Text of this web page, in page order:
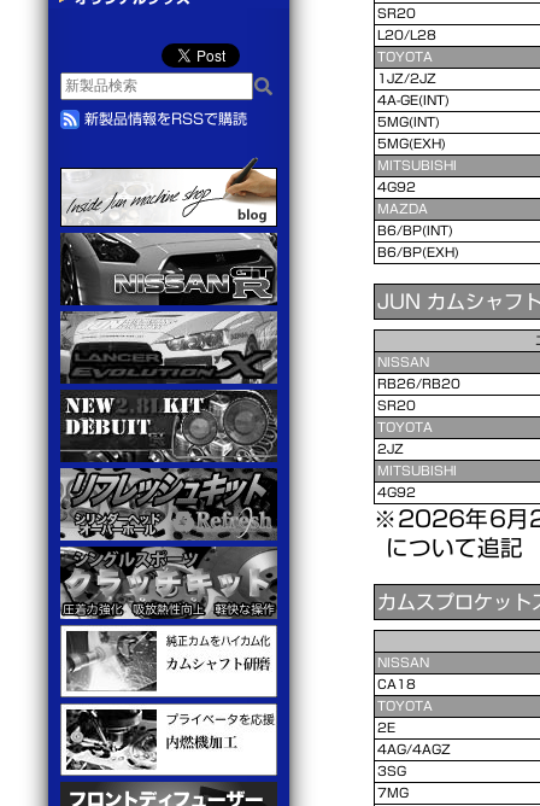
SR20
L20/L28
TOYOTA
1JZ/2JZ
4A-GE(INT)
5MG(INT)
5MG(EXH)
MITSUBISHI
4G92
MAZDA
B6/BP(INT)
B6/BP(EXH)
JUN カムシャフ
NISSAN
RB26/RB20
SR20
TOYOTA
2JZ
MITSUBISHI
4G92
2026年6月23
について追記
カムスプロケット
NISSAN
CA18
TOYOTA
2E
4AG/4AGZ
3SG
7MG
新製品情報をRSSで購読